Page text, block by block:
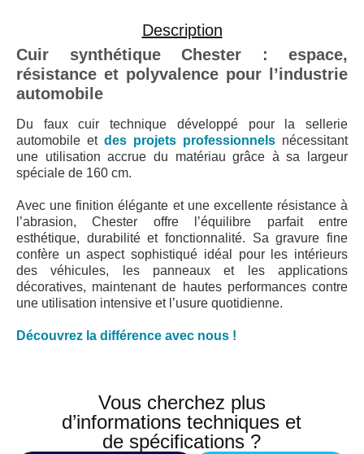
Description
Cuir synthétique Chester : espace,
résistance et polyvalence pour l’industrie
automobile
Du faux cuir technique développé pour la sellerie
automobile et des projets professionnels nécessitant
une utilisation accrue du matériau grâce à sa largeur
spéciale de 160 cm.
Avec une finition élégante et une excellente résistance à
l’abrasion, Chester offre l’équilibre parfait entre
esthétique, durabilité et fonctionnalité. Sa gravure fine
confère un aspect sophistiqué idéal pour les intérieurs
des véhicules, les panneaux et les applications
décoratives, maintenant de hautes performances contre
une utilisation intensive et l’usure quotidienne.
Découvrez la différence avec nous !
Vous cherchez plus
d’informations techniques et
de spécifications ?